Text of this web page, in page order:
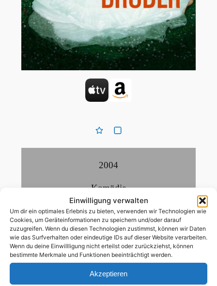
Einwilligung verwalten
Um dir ein optimales Erlebnis zu bieten, verwenden wir Technologien wie
Cookies, um Geräteinformationen zu speichern und/oder darauf
zuzugreifen. Wenn du diesen Technologien zustimmst, können wir Daten
wie das Surfverhalten oder eindeutige IDs auf dieser Website verarbeiten.
Wenn du deine Einwillligung nicht erteilst oder zurückziehst, können
bestimmte Merkmale und Funktionen beeinträchtigt werden.
Akzeptieren
2004
Komödie
116 Min
deutsch
ab 16 Jahren